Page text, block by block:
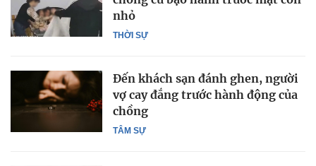
THỜI SỰ
nhỏ
TÂM SỰ
Đến khách sạn đánh ghen, người
vợ cay đắng trước hành động của
chồng